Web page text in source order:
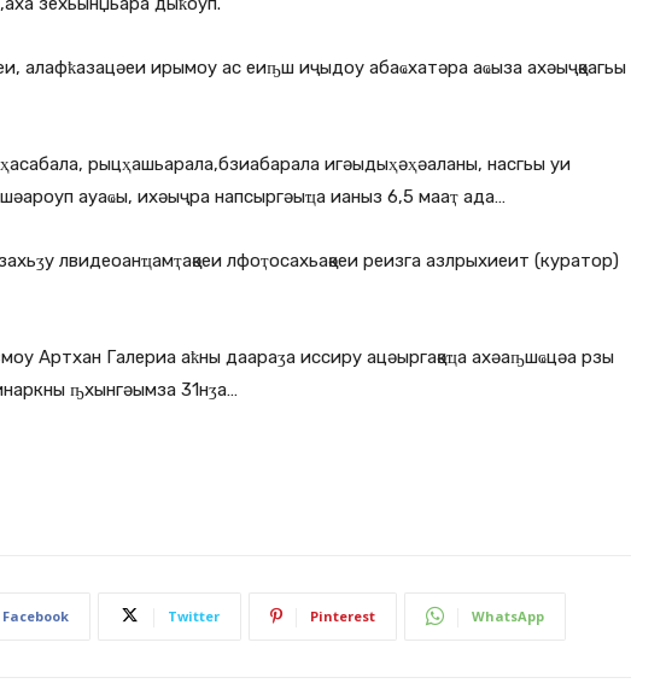
алафҟазацәеи ирымоу ас еиҧш иҷыдоу абаҩхатәра аҩыза ахәыҷқәагьы
рыцҳашьарала,бзиабарала игәыдыҳәҳәаланы, насгьы уи
ауаҩы, ихәыҷра напсыргәыҵа ианыз 6,5 мааҭ ада…
лвидеоанҵамҭақәеи лфоҭосахьақәеи реизга азлрыхиеит (куратор)
Артхан Галериа аҟны даараӡа иссиру ацәыргақәҵа ахәаҧшҩцәа рзы
ҧхынгәымза 31нӡа…
Facebook Twitter Pinterest WhatsApp